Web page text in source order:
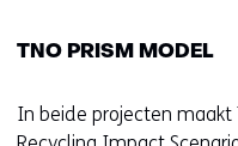
TNO PRISM MODEL
In beide projecten maakt